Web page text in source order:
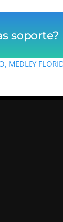
MEDLEY